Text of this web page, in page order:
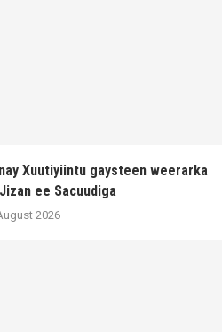
Xuutiyiintu gaysteen weerarka
ee Sacuudiga
2026